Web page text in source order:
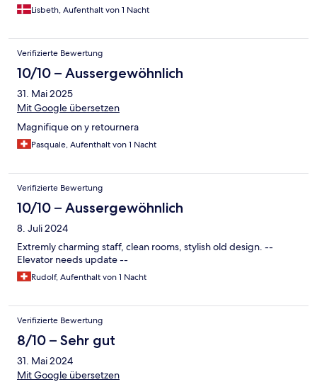
Lisbeth, Aufenthalt von 1 Nacht
Verifizierte Bewertung
10/10 – Aussergewöhnlich
31. Mai 2025
Mit Google übersetzen
Magnifique on y retournera
Pasquale, Aufenthalt von 1 Nacht
Verifizierte Bewertung
10/10 – Aussergewöhnlich
8. Juli 2024
Extremly charming staff, clean rooms, stylish old design. --
Elevator needs update --
Rudolf, Aufenthalt von 1 Nacht
Verifizierte Bewertung
8/10 – Sehr gut
31. Mai 2024
Mit Google übersetzen